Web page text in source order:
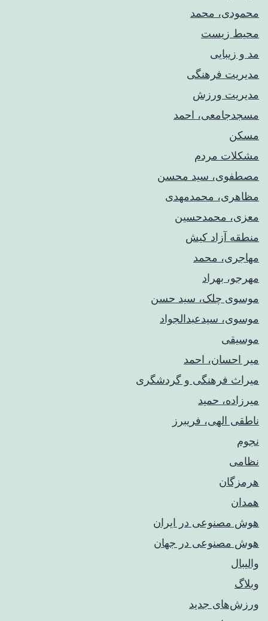
محمودی، محمد
محیط زیست
مد و زیبایی
مدیریت فرهنگی
مدیریت ورزش
مسجدجامعی، احمد
مسکن
مشکلات مردم
مصطفوی، سید محسن
مظاهری، محمدمهدی
معزی، محمدحسین
منطقه آزاد کیش
مهاجری، محمد
مهرجو، بهراد
موسوی چلک، سید حسن
موسوی، سیدعبدالجواد
موسیقی
میر احسان، احمد
میراث فرهنگی و گردشگری
میرزاده، حمید
ناطقی الهی، فریبرز
نجوم
نظامی
هرمزگان
همدان
هوش مصنوعی در ایران
هوش مصنوعی در جهان
والیبال
وبلاگ
ورزش‌های جدید